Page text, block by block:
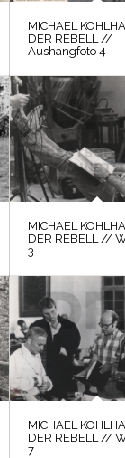
MICHAEL
DER REBELL //
Aushangfoto 4
MICHAEL
DER REBELL //
3
MICHAEL
DER REBELL //
7